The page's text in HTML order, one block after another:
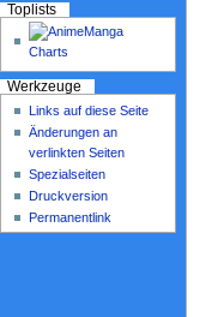
Toplists
Werkzeuge
Links auf diese Seite
Änderungen an
verlinkten Seiten
Spezialseiten
Druckversion
Permanentlink